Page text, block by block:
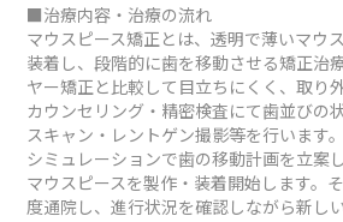
■治療内容・治療の流れ
マウスピース矯正とは、透明で薄いマウ
装着し、段階的に歯を移動させる矯正治
ヤー矯正と比較して目立ちにくく、取り
カウンセリング・精密検査にて歯並びの
スキャン・レントゲン撮影等を行います
シミュレーションで歯の移動計画を立案
マウスピースを製作・装着開始します。
度通院し、進行状況を確認しながら新し